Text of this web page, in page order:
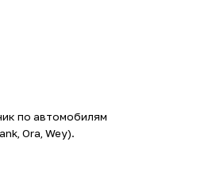
по автомобилям
Ora, Wey).